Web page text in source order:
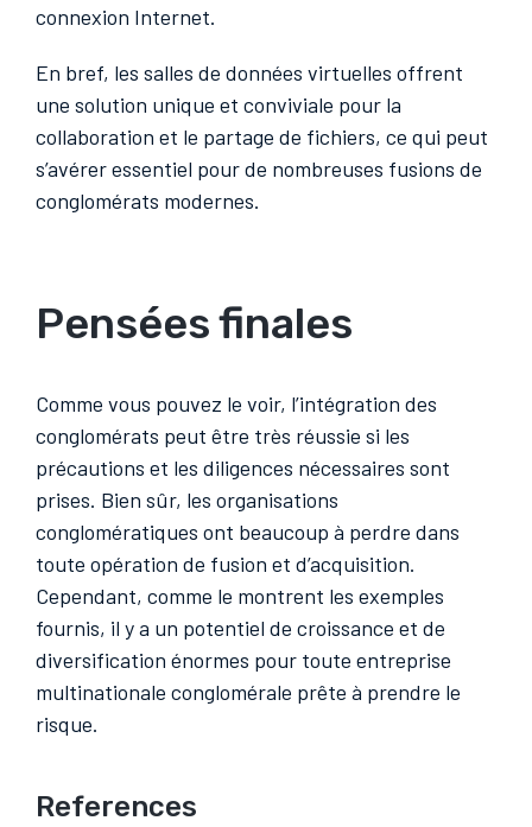
connexion Internet.
En bref, les salles de données virtuelles offrent
une solution unique et conviviale pour la
collaboration et le partage de fichiers, ce qui peut
s’avérer essentiel pour de nombreuses fusions de
conglomérats modernes.
Pensées finales
Comme vous pouvez le voir, l’intégration des
conglomérats peut être très réussie si les
précautions et les diligences nécessaires sont
prises. Bien sûr, les organisations
conglomératiques ont beaucoup à perdre dans
toute opération de fusion et d’acquisition.
Cependant, comme le montrent les exemples
fournis, il y a un potentiel de croissance et de
diversification énormes pour toute entreprise
multinationale conglomérale prête à prendre le
risque.
References